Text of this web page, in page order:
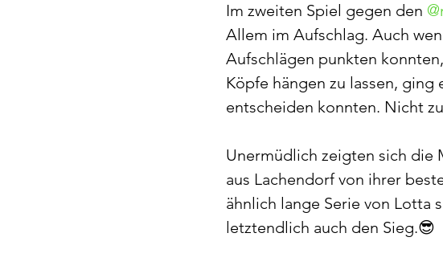
Im zweiten Spiel gegen den
Allem im Aufschlag. Auch
Aufschlägen punkten
Köpfe hängen zu lassen, ging
entscheiden konnten. Nicht
Unermüdlich zeigten sich die
aus Lachendorf von ihrer
ähnlich lange Serie von Lotta
letztendlich auch den Sieg.😎